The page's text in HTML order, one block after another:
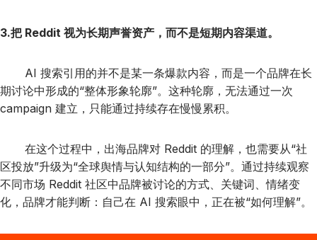
3.把 Reddit 视为长期声誉资产，而不是短期内容渠道。
AI 搜索引用的并不是某一条爆款内容，而是一个品牌在长
期讨论中形成的“整体形象轮廓”。这种轮廓，无法通过一次
campaign 建立，只能通过持续存在慢慢累积。
在这个过程中，出海品牌对 Reddit 的理解，也需要从“社
区投放”升级为“全球舆情与认知结构的一部分”。通过持续观察
不同市场 Reddit 社区中品牌被讨论的方式、关键词、情绪变
化，品牌才能判断：自己在 AI 搜索眼中，正在被“如何理解”。